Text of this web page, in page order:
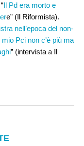
Il Pd era morto e
e” (Il Riformista).
nell’epoca del non-
mio Pci non c’è più ma
” (intervista a Il